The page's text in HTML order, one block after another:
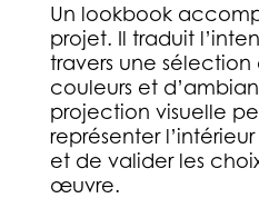
Un lookbook
projet. Il traduit
travers une
couleurs et
projection visuelle
représenter
et de valider les
œuvre.